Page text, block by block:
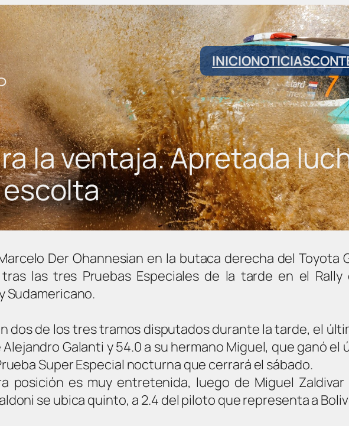
INICIONOTICIAS
la ventaja. Apretada
Der Ohannesian en la butaca derecha del Toyota
las tres Pruebas Especiales de la tarde en el
Sudamericano.
dos de los tres tramos disputados durante la tarde, el
Galanti y 54.0 a su hermano Miguel, que ganó el
Super Especial nocturna que cerrará el sábado.
posición es muy entretenida, luego de Miguel
se ubica quinto, a 2.4 del piloto que representa a